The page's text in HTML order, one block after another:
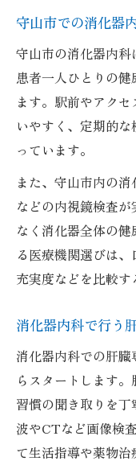
肝硬変の
力
消化器内
感
ト
守山市での消化器
守山市の消化器内科
患者一人ひとりの
ます。駅前やアク
いやすく、定期的
っています。
また、守山市内の
などの内視鏡検査
なく消化器全体の
る医療機関選びは
充実度などを比較す
消化器内科で行う
消化器内科での肝
らスタートします
習慣の聞き取りを
波やCTなど画像検
て生活指導や薬物